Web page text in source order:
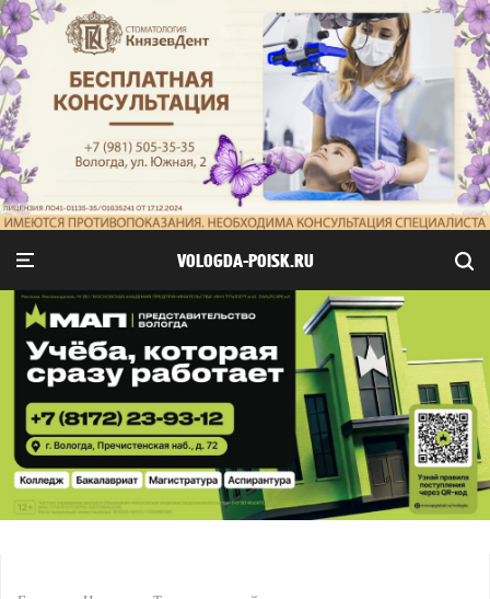
VOLOGDA-POISK.RU